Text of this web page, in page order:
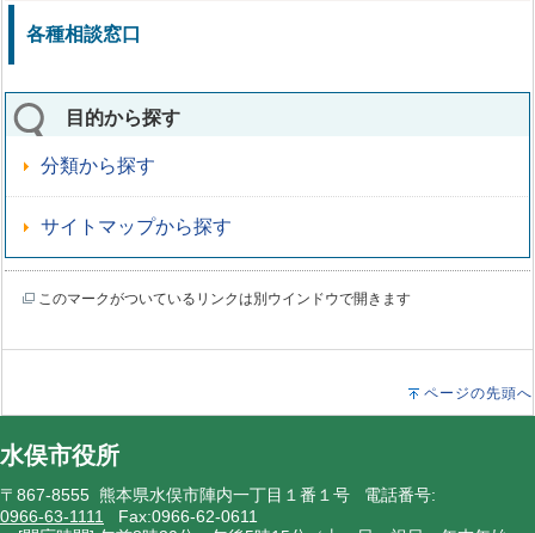
各種相談窓口
目的から探す
分類から探す
サイトマップから探す
このマークがついているリンクは別ウインドウで開きます
ページの先頭へ
水俣市役所
〒867-8555 熊本県水俣市陣内一丁目１番１号 電話番号:
0966-63-1111 Fax:0966-62-0611